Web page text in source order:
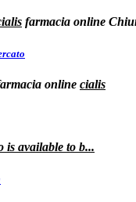
farmacia online
online cialis
is available to b...